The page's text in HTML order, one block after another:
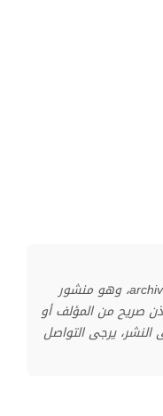
تم جلب هذا الكتاب من موقع archive.org، وهو منشور
صريح من المؤلف أو
يرجى التواصل